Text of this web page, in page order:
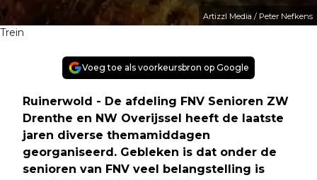
Artizzl Media / Peter Nefkens
Trein
Voeg toe als voorkeursbron op Google
Ruinerwold - De afdeling FNV Senioren ZW
Drenthe en NW Overijssel heeft de laatste
jaren diverse themamiddagen
georganiseerd. Gebleken is dat onder de
senioren van FNV veel belangstelling is